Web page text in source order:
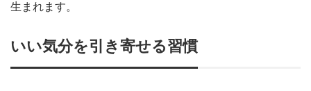
生まれます。
いい気分を引き寄せる習慣